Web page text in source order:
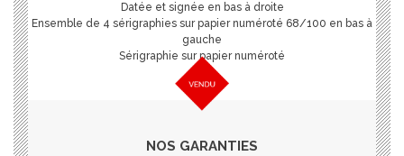
Datée et signée en bas à droite
Ensemble de 4 sérigraphies sur papier numéroté 68/100 en bas à
gauche
Sérigraphie sur papier numéroté
NOS GARANTIES